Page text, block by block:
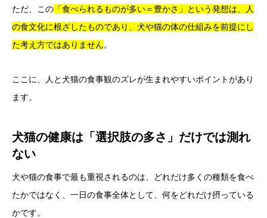
ただ、この 「食べられるものが多い＝豊かさ」という発想は、人
の食文化に根ざしたものであり、犬や猫の体の仕組みを前提にし
た考え方ではありません。
ここに、人と犬猫の食事観のズレが生まれやすいポイントがあり
ます。
犬猫の健康は「選択肢の多さ」だけでは測れ
ない
犬や猫の食事で最も重視されるのは、どれだけ多くの種類を食べ
たかではなく、一日の食事全体として、何をどれだけ摂っている
かです。